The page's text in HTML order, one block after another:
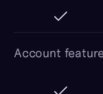
Account